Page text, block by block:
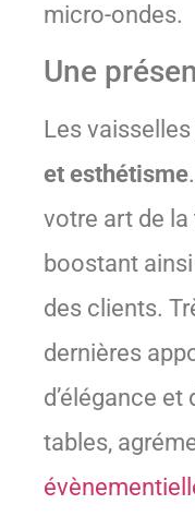
micro-ondes.
Une
Les
et esthétisme
votre art de
boostant
des clients.
dernières
d’élégance
tables,